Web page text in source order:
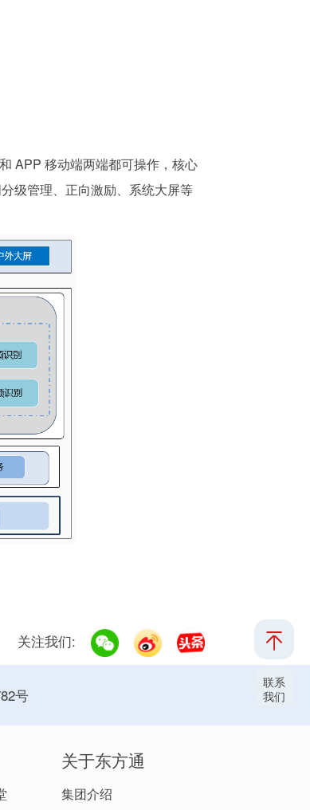
APP 移动端两端都可操作，核心
级管理、正向激励、系统大屏等
联系
我们
关注我们:
号
关于东方通
集团介绍